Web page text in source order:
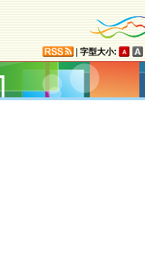
字型大小: